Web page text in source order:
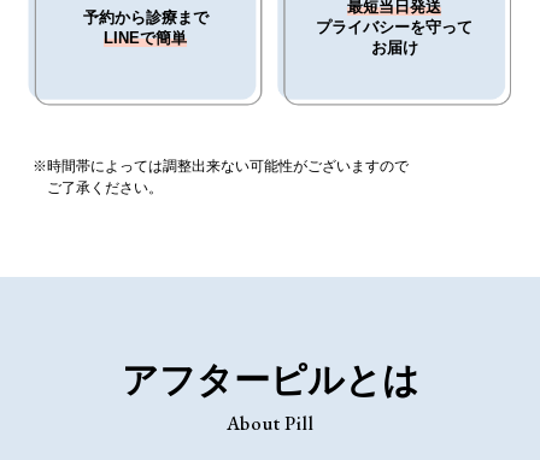
予約から診療まで
LINEで簡単
最短当日発送
プライバシーを守って
お届け
※時間帯によっては調整出来ない可能性がございますので
ご了承ください。
アフターピルとは
About Pill